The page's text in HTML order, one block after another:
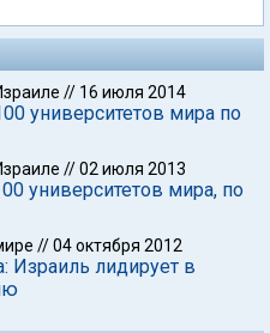
// 16 июля 2014
университетов мира по
//02 июля 2013
университетов мира, по
//04 октября 2012
Израиль лидирует в